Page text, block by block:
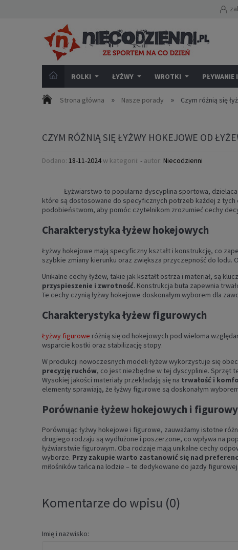
ROLKI ŁYŻWY WROTKI PŁYWANIE
Strona główna » Nasze porady » Czym różnią się
CZYM RÓŻNIĄ SIĘ ŁYŻWY HOKEJOWE OD
Dodano: 18-11-2024w kategorii: - autor: Niecodzienni
Łyżwiarstwo to popularna dyscyplina sportowa,
które są dostosowane do specyficznych potrzeb każdej z tych
podobieństwom, aby pomóc czytelnikom zrozumieć cechy
Charakterystyka łyżew hokejowych
Łyżwy hokejowe mają specyficzny kształt i konstrukcję, co
szybkie zmiany kierunku oraz zwiększa przyczepność do
Unikalne cechy łyżew, takie jak kształt ostrza i materiał, są
przyspieszenie i zwrotność. Konstrukcja buta zapewnia
Te cechy czynią łyżwy hokejowe doskonałym wyborem dla
Charakterystyka łyżew figurowych
Łyżwy figurowe różnią się od hokejowych pod wieloma
wsparcie kostki oraz stabilizację stopy.
W produkcji nowoczesnych modeli łyżew wykorzystuje się
precyzję ruchów, co jest niezbędne w tej dyscyplinie. Sprzęt
Wysokiej jakości materiały przekładają się na trwałość i
elementy sprawiają, że łyżwy figurowe są doskonałym
Porównanie łyżew hokejowych i
Porównując łyżwy hokejowe i figurowe, zauważamy istotne
drugiego rodzaju są wydłużone i poszerzone, co wpływa na
łyżwiarstwie figurowym. Oba rodzaje mają unikalne cechy
wyborze. Przy zakupie warto zastanowić się nad
miłośników tańca na lodzie – te dedykowane do jazdy
Komentarze do wpisu (0)
Imię i nazwisko: